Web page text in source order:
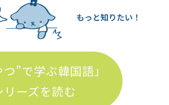
つ”で学ぶ韓国語」
リーズを読む